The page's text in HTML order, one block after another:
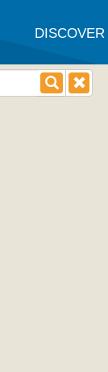
DISCOVER